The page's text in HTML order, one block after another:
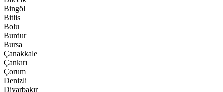
Bingöl
Bitlis
Bolu
Burdur
Bursa
Çanakkale
Çankırı
Çorum
Denizli
Diyarbakır